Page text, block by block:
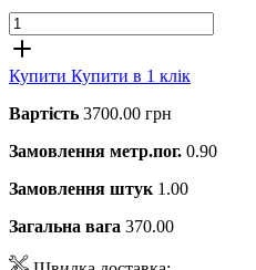
Купити Купити в 1 клік
Вартість 3700.00 грн
Замовлення метр.пог. 0.90
Замовлення штук 1.00
Загальна вага 370.00